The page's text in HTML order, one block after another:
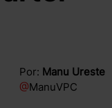
Por: Manu Ureste
@ManuVPC